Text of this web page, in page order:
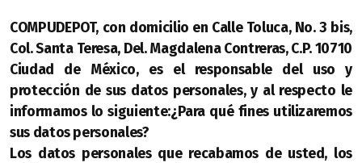
COMPUDEPOT, con domicilio en Calle Toluca, No. 3 bis,
Col. Santa Teresa, Del. Magdalena Contreras, C.P. 10710
Ciudad de México, es el responsable del uso y
protección de sus datos personales, y al respecto le
informamos lo siguiente:¿Para qué fines utilizaremos
sus datos personales?
Los datos personales que recabamos de usted, los